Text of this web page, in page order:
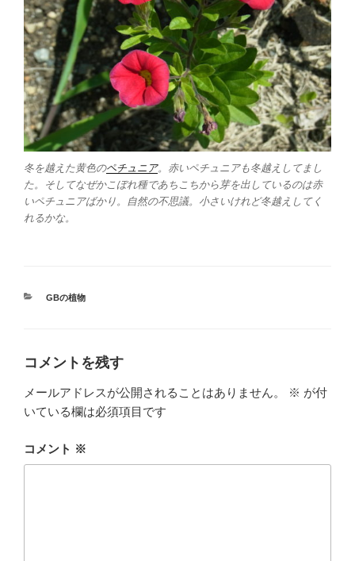
冬を越えた黄色のペチュニア。赤いペチュニアも冬越えしてまし
た。そしてなぜかこぼれ種であちこちから芽を出しているのは赤
いペチュニアばかり。自然の不思議。小さいけれど冬越えしてく
れるかな。
カ
GBの植物
コメントを残す
メールアドレスが公開されることはありません。 ※ が付
いている欄は必須項目です
コメント ※